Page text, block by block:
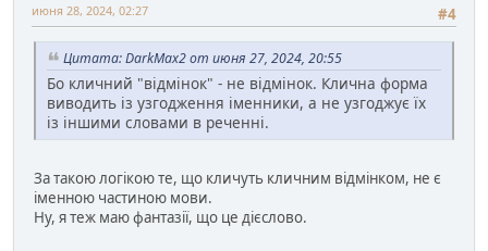
#4
июня 28, 2024, 02:27
Цитата: DarkMax2 от июня 27, 2024, 20:55
Бо кличний "відмінок" - не відмінок. Клична форма
виводить із узгодження іменники, а не узгоджує їх
із іншими словами в реченні.
За такою логікою те, що кличуть кличним відмінком, не є
іменною частиною мови.
Ну, я теж маю фантазії, що це дієслово.